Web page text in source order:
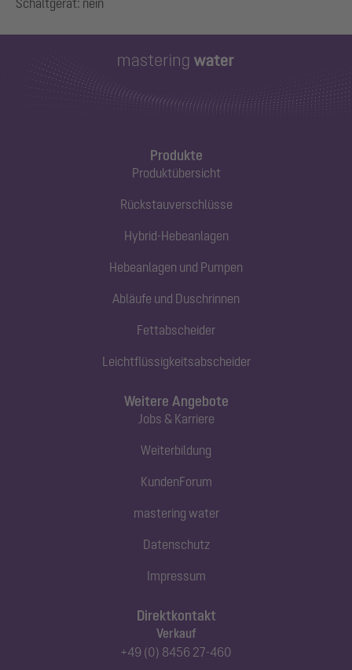
Produkte
Produktübersicht
Rückstauverschlüsse
Hybrid-Hebeanlagen
Hebeanlagen und Pumpen
Abläufe und Duschrinnen
Fettabscheider
Leichtflüssigkeitsabscheider
Direktkontakt
Verkauf
+49 (0) 8456 27-460
Weitere Angebote
Jobs & Karriere
Weiterbildung
KundenForum
mastering water
Datenschutz
Impressum